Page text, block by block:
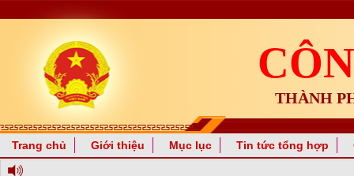
THÀNH
Trang chủ Giới thiệu Mục lục Tin tức tổng hợp